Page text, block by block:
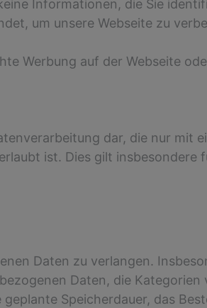
Informationen, die Sie
um unsere Webseite zu
Werbung auf der Webseite
dar, die nur mit
ist. Dies gilt insbesondere
Daten zu verlangen.
Daten, die Kategorien
Speicherdauer, das